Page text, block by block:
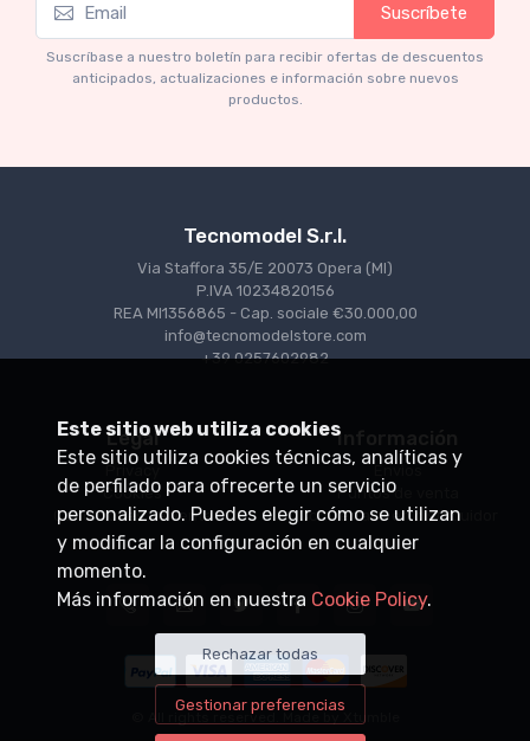
Limited edition 60 pcs
€160.55
Suscríbete
Suscríbase a nuestro boletín para recibir ofertas de descuentos
anticipados, actualizaciones e información sobre nuevos
productos.
Tecnomodel S.r.l.
Via Staffora 35/E 20073 Opera (MI)
P.IVA 10234820156
REA MI1356865 - Cap. sociale €30.000,00
info@tecnomodelstore.com
+39 0257602982
Legal
Cookies
Condiciones de venta
Información
Puntos de venta
Conviértase en distribuidor
© All rights reserved. Made by
Este sitio web utiliza cookies
Este sitio utiliza cookies técnicas, analíticas y
de perfilado para ofrecerte un servicio
personalizado. Puedes elegir cómo se utilizan
y modificar la configuración en cualquier
momento.
Más información en nuestra Cookie Policy.
Rechazar todas
Gestionar preferencias